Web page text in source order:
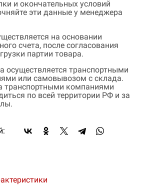
и окончательных условий
эти данные у менеджера
на основании
счета, после согласования
партии товара.
осуществляется транспортными
или самовывозом с склада.
транспортными компаниями
по всей территории РФ и за